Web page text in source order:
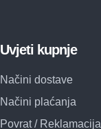
Uvjeti kupnje
Načini dostave
Načini plaćanja
Povrat / Reklamacija